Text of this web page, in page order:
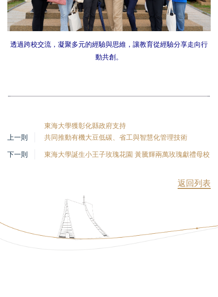
透過跨校交流，凝聚多元的經驗與思維，讓教育從經驗分享走向行
動共創。
上一則
東海大學獲彰化縣政府支持
共同推動有機大豆低碳、省工與智慧化管理技術
下一則 東海大學誕生小王子玫瑰花園 黃騰輝兩萬玫瑰獻禮母校
返回列表